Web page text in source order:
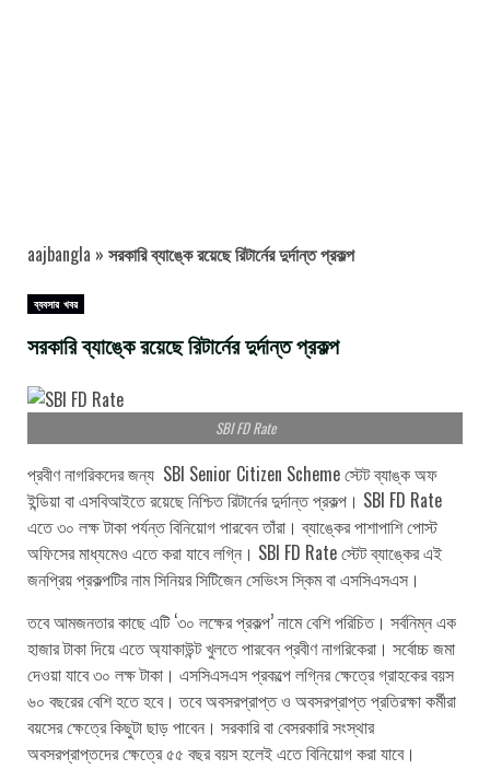
aajbangla » সরকারি ব্যাঙ্কে রয়েছে রিটার্নের দুর্দান্ত প্রকল্প
ব্যবসার খবর
সরকারি ব্যাঙ্কে রয়েছে রিটার্নের দুর্দান্ত প্রকল্প
SBI FD Rate
প্রবীণ নাগরিকদের জন্য SBI Senior Citizen Scheme স্টেট ব্যাঙ্ক অফ
ইন্ডিয়া বা এসবিআইতে রয়েছে নিশ্চিত রিটার্নের দুর্দান্ত প্রকল্প। SBI FD Rate
এতে ৩০ লক্ষ টাকা পর্যন্ত বিনিয়োগ পারবেন তাঁরা। ব্যাঙ্কের পাশাপাশি পোস্ট
অফিসের মাধ্যমেও এতে করা যাবে লগ্নি। SBI FD Rate স্টেট ব্যাঙ্কের এই
জনপ্রিয় প্রকল্পটির নাম সিনিয়র সিটিজেন সেভিংস স্কিম বা এসসিএসএস।
তবে আমজনতার কাছে এটি ‘৩০ লক্ষের প্রকল্প’ নামে বেশি পরিচিত। সর্বনিম্ন এক
হাজার টাকা দিয়ে এতে অ্যাকাউন্ট খুলতে পারবেন প্রবীণ নাগরিকেরা। সর্বোচ্চ জমা
দেওয়া যাবে ৩০ লক্ষ টাকা। এসসিএসএস প্রকল্পে লগ্নির ক্ষেত্রে গ্রাহকের বয়স
৬০ বছরের বেশি হতে হবে। তবে অবসরপ্রাপ্ত ও অবসরপ্রাপ্ত প্রতিরক্ষা কর্মীরা
বয়সের ক্ষেত্রে কিছুটা ছাড় পাবেন। সরকারি বা বেসরকারি সংস্থার
অবসরপ্রাপ্তদের ক্ষেত্রে ৫৫ বছর বয়স হলেই এতে বিনিয়োগ করা যাবে।